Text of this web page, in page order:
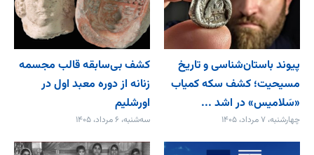
پیوند باستان‌شناسی و تاریخ
مسیحیت؛ کشف سکه کمیاب
«سَلامیس» در اشد ...
چهارشنبه، ۷ مرداد، ۱۴۰۵
کشف بی‌سابقه قالب مجسمه
زنانه از دوره معبد اول در
اورشلیم
سه‌شنبه، ۶ مرداد، ۱۴۰۵